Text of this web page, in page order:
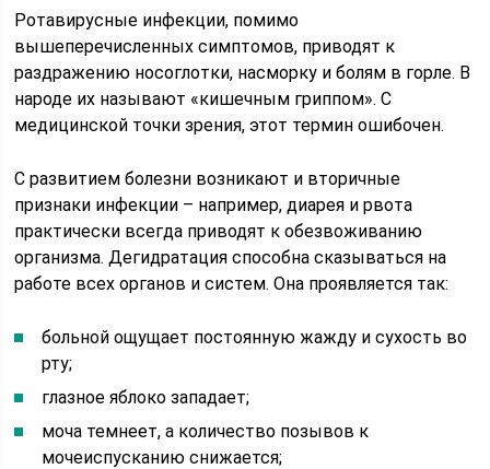
Ротавирусные инфекции, помимо
вышеперечисленных симптомов, приводят к
раздражению носоглотки, насморку и болям в горле. В
народе их называют «кишечным гриппом». С
медицинской точки зрения, этот термин ошибочен.
С развитием болезни возникают и вторичные
признаки инфекции – например, диарея и рвота
практически всегда приводят к обезвоживанию
организма. Дегидратация способна сказываться на
работе всех органов и систем. Она проявляется так:
больной ощущает постоянную жажду и сухость во
рту;
глазное яблоко западает;
моча темнеет, а количество позывов к
мочеиспусканию снижается;